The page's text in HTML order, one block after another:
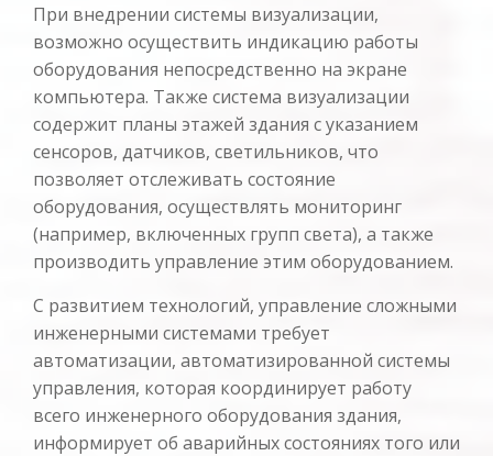
При внедрении системы визуализации,
возможно осуществить индикацию работы
оборудования непосредственно на экране
компьютера. Также система визуализации
содержит планы этажей здания с указанием
сенсоров, датчиков, светильников, что
позволяет отслеживать состояние
оборудования, осуществлять мониторинг
(например, включенных групп света), а также
производить управление этим оборудованием.
С развитием технологий, управление сложными
инженерными системами требует
автоматизации, автоматизированной системы
управления, которая координирует работу
всего инженерного оборудования здания,
информирует об аварийных состояниях того или